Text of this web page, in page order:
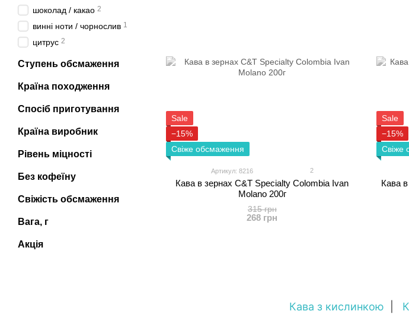
Кава з кислинкою
Sale
−15%
Свіже обсмаження
Артикул: 8216 2
Кава в зернах C&T Specialty Colombia Ivan
Molano 200г
315 грн
268 грн
Sale
−15%
Свіже
Кава
шоколад / какао 2
винні ноти / чорнослив 1
цитрус 2
Ступень обсмаження
Країна походження
Спосіб приготування
Країна виробник
Рівень міцності
Без кофеїну
Свіжість обсмаження
Вага, г
Акція